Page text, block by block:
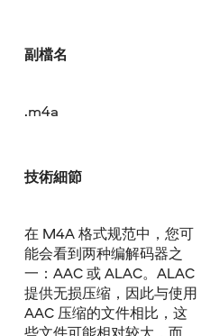
副檔名
.m4a
技術細節
在 M4A 格式规范中，您可
能会看到两种编解码器之
一：AAC 或 ALAC。ALAC
提供无损压缩，因此与使用
AAC 压缩的文件相比，这
些文件可能相对较大，而